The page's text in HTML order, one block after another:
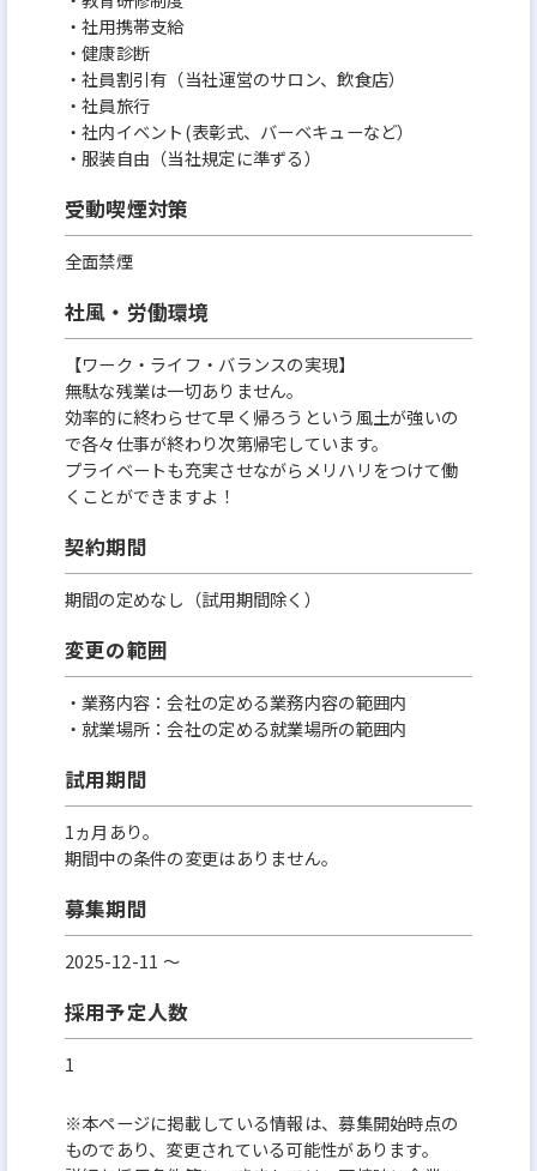
・社用携帯支給
・健康診断
・社員割引有（当社運営のサロン、飲食店）
・社員旅行
・社内イベント(表彰式、バーベキューなど）
・服装自由（当社規定に準ずる）
受動喫煙対策
全面禁煙
社風・労働環境
【ワーク・ライフ・バランスの実現】
無駄な残業は一切ありません。
効率的に終わらせて早く帰ろうという風土が強いの
で各々仕事が終わり次第帰宅しています。
プライベートも充実させながらメリハリをつけて働
くことができますよ！
契約期間
期間の定めなし（試用期間除く）
変更の範囲
・業務内容：会社の定める業務内容の範囲内
・就業場所：会社の定める就業場所の範囲内
試用期間
1ヵ月あり。
期間中の条件の変更はありません。
募集期間
2025-12-11 〜
採用予定人数
1
※本ページに掲載している情報は、募集開始時点の
ものであり、変更されている可能性があります。